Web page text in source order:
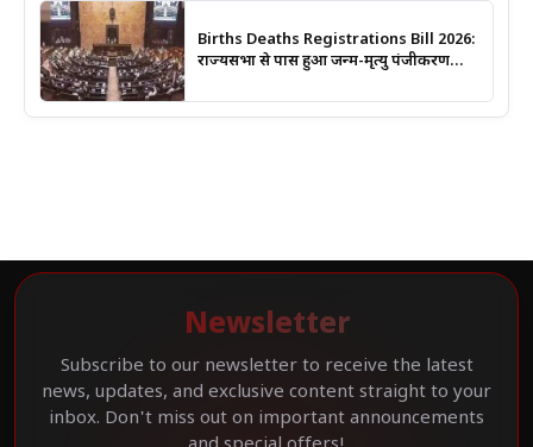
Births Deaths Registrations Bill 2026:
राज्यसभा से पास हुआ जन्म-मृत्यु पंजीकरण
लगेगा कोर्ट का आदेश
Newsletter
Subscribe to our newsletter to receive the latest
news, updates, and exclusive content straight to your
inbox. Don't miss out on important announcements